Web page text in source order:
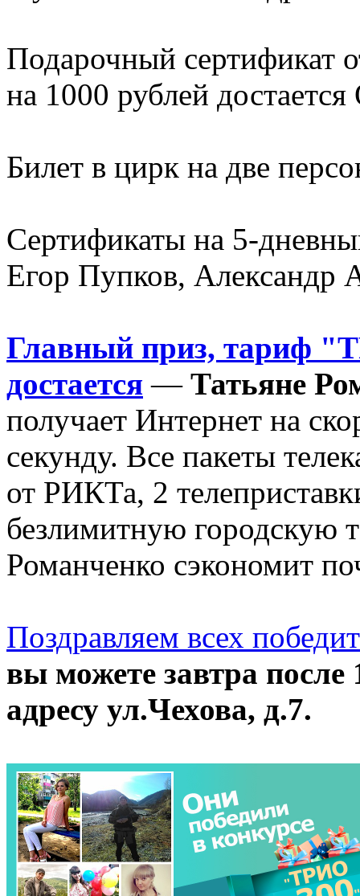
Подарочный сертификат
на 1000 рублей
Билет в цирк на две
Сертификаты на 5-
Егор Пупков, Александр
Главный приз, тариф
достается — Татьяне
получает Интернет на
секунду. Все пакеты
от РИКТа, 2
безлимитную городскую
Романченко сэкономит
Поздравляем всех
вы можете завтра
адресу ул.Чехова, д.7.